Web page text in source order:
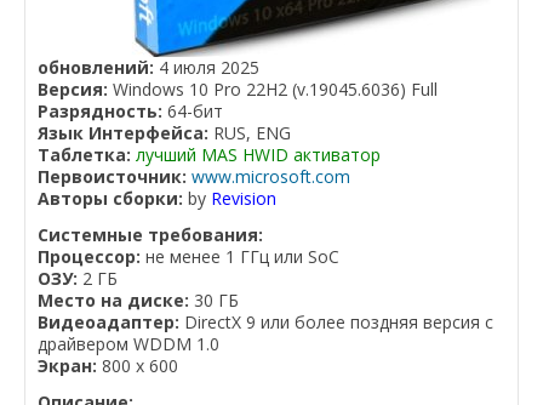
обновлений: 4 июля 2025
Версия: Windows 10 Pro 22H2 (v.19045.6036) Full
Разрядность: 64-бит
Язык Интерфейса: RUS, ENG
Таблетка: лучший MAS HWID активатор
Первоисточник: www.microsoft.com
Авторы сборки: by Revision
Системные требования:
Процессор: не менее 1 ГГц или SoC
ОЗУ: 2 ГБ
Место на диске: 30 ГБ
Видеоадаптер: DirectX 9 или более поздняя версия с
драйвером WDDM 1.0
Экран: 800 x 600